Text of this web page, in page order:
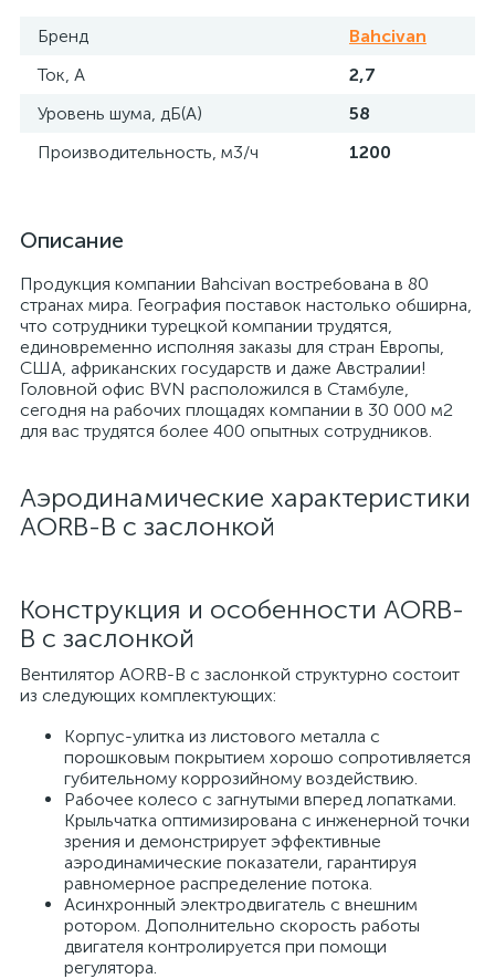
Бренд
Bahcivan
Ток, А
2,7
Уровень шума, дБ(А)
58
Производительность, м3/ч
1200
Описание
Продукция компании Bahcivan востребована в 80
странах мира. География поставок настолько обширна,
что сотрудники турецкой компании трудятся,
единовременно исполняя заказы для стран Европы,
США, африканских государств и даже Австралии!
Головной офис BVN расположился в Стамбуле,
сегодня на рабочих площадях компании в 30 000 м2
для вас трудятся более 400 опытных сотрудников.
Аэродинамические характеристики
AORB-B с заслонкой
Конструкция и особенности AORB-
B с заслонкой
Вентилятор AORB-B с заслонкой структурно состоит
из следующих комплектующих:
Корпус-улитка из листового металла с
порошковым покрытием хорошо сопротивляется
губительному коррозийному воздействию.
Рабочее колесо с загнутыми вперед лопатками.
Крыльчатка оптимизирована с инженерной точки
зрения и демонстрирует эффективные
аэродинамические показатели, гарантируя
равномерное распределение потока.
Асинхронный электродвигатель с внешним
ротором. Дополнительно скорость работы
двигателя контролируется при помощи
регулятора.